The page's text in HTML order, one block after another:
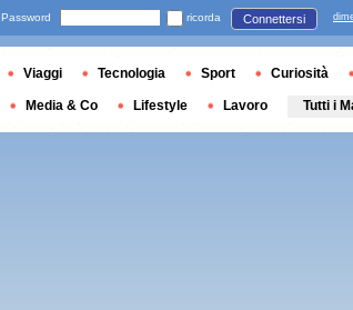
Password ricorda Connettersi
Viaggi Tecnologia Sport Curiosità
Media & Co Lifestyle Lavoro Tutti i